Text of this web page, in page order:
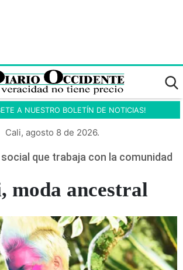
A NUESTRO BOLETÍN DE NOTICIAS!
Cali, agosto 8 de 2026.
que trabaja con la comunidad
moda ancestral